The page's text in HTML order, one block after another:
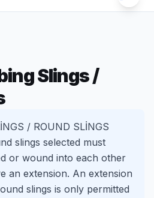
Slings /
/ ROUND SLİNGS
slings selected must
or wound into each other
an extension. An extension
slings is only permitted